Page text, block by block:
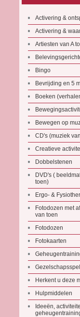
Activering &
Activering &
Artiesten van A
Bingo
Bevrijding en 5
Boeken
Bewegen op
CD's (muziek
Creatieve
Dobbelstenen
DVD's (
toen)
Ergo- &
Fotodozen met
van toen
Fotodozen
Fotokaarten
Herkent u deze
Hulpmiddelen
Ideeën,